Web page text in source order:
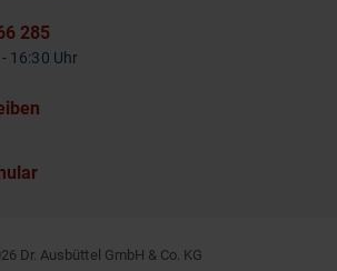
285
16:30 Uhr
Dr. Ausbüttel GmbH & Co. KG